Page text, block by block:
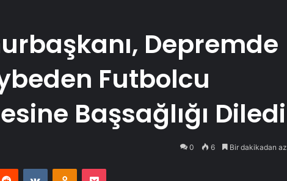
Depremde
Futbolcu
Başsağlığı Diledi
0 6 Bir dakikadan az
Reddit VKontakteOdnoklassniki
Pocket